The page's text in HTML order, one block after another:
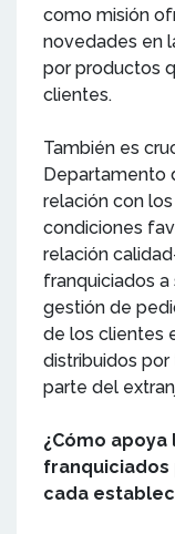
como misión
novedades en
por productos
clientes.
También es
Departamento
relación con
condiciones
relación
franquiciados
gestión de
de los clientes
distribuidos
parte del
¿Cómo apoya
franquiciados
cada